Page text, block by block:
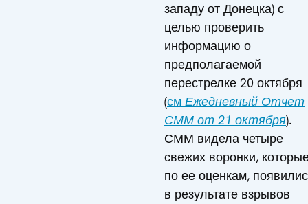
западу от Донецка) с
целью проверить
информацию о
предполагаемой
перестрелке 20 октября
(см Ежедневный Отчет
СММ от 21 октября).
СММ видела четыре
свежих воронки,
по ее оценкам,
в результате взрывов